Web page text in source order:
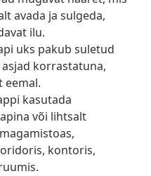
avada ja sulgeda,
ilu.
uks pakub suletud
korrastatuna,
eemal.
kasutada
või lihtsalt
kontoris,